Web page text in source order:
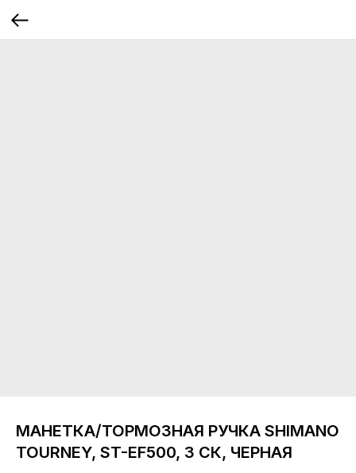
МАНЕТКА/ТОРМОЗНАЯ РУЧКА SHIMANO
TOURNEY, ST-EF500, 3 СК, ЧЕРНАЯ